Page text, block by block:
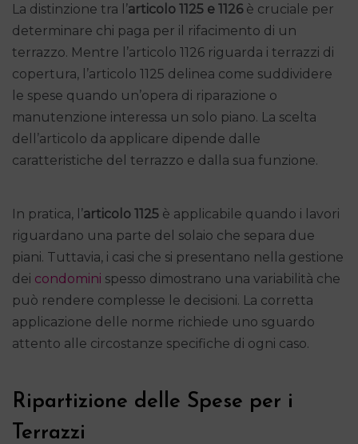
La distinzione tra l’articolo 1125 e 1126è cruciale per
determinare chi paga per il rifacimento di un
terrazzo. Mentre l’articolo 1126 riguarda i terrazzi di
copertura, l’articolo 1125 delinea come suddividere
le spese quando un’opera di riparazione o
manutenzione interessa un solo piano. La scelta
dell’articolo da applicare dipende dalle
caratteristiche del terrazzo e dalla sua funzione.
In pratica, l’articolo 1125 è applicabile quando i lavori
riguardano una parte del solaio che separa due
piani. Tuttavia, i casi che si presentano nella gestione
dei condomini spesso dimostrano una variabilità che
può rendere complesse le decisioni. La corretta
applicazione delle norme richiede uno sguardo
attento alle circostanze specifiche di ogni caso.
Ripartizione delle Spese per i
Terrazzi